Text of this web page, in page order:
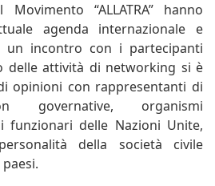
“ALLATRA” hanno
agenda internazionale e
un incontro con i partecipanti
delle attività di networking si è
opinioni con rappresentanti di
governative, organismi
funzionari delle Nazioni Unite,
della società civile